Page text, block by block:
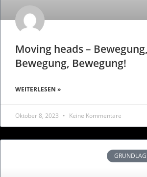
Moving heads – Bewegung,
Bewegung, Bewegung!
WEITERLESEN »
Oktober 8, 2023 Keine Kommentare